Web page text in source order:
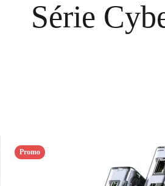
Promo